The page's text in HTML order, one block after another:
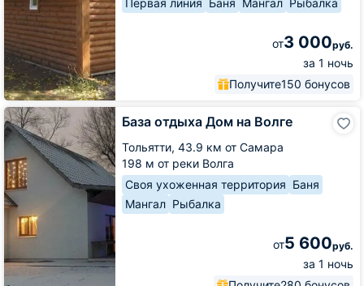
от3 000руб.
за 1 ночь
Получите150 бонусов
База отдыха Дом на Волге
Тольятти, 43.9 км от Самара
198 м от реки Волга
Своя ухоженная территория Баня
Мангал Рыбалка
от5 600руб.
за 1 ночь
База
отдыха
Дом
на
Волге